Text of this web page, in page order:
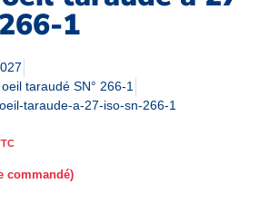
1
taraudé SN° 266-1
taraude-a-27-iso-sn-266-1
commandé)